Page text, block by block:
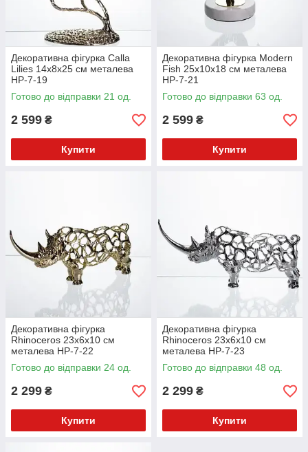
Декоративна фігурка Calla
Lilies 14х8х25 см металева
HP-7-19
Готово до відправки 21 од.
2 599 ₴
Купити
Декоративна фігурка Modern
Fish 25х10х18 см металева
HP-7-21
Готово до відправки 63 од.
2 599 ₴
Купити
Декоративна фігурка
Rhinoceros 23х6х10 см
металева HP-7-22
Готово до відправки 24 од.
2 299 ₴
Купити
Декоративна фігурка
Rhinoceros 23x6x10 см
металева HP-7-23
Готово до відправки 48 од.
2 299 ₴
Купити